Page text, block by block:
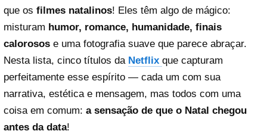
que os filmes natalinos! Eles têm algo de mágico:
misturam humor, romance, humanidade, finais
calorosos e uma fotografia suave que parece abraçar.
Nesta lista, cinco títulos da Netflix que capturam
perfeitamente esse espírito — cada um com sua
narrativa, estética e mensagem, mas todos com uma
coisa em comum: a sensação de que o Natal chegou
antes da data!